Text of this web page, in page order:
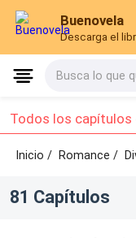
Buenovela
Descarga el
Busca lo que
Inicio / Romance/
81 Capítulos